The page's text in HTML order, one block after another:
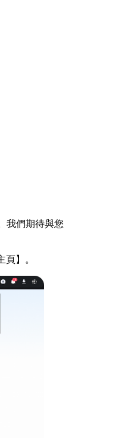
我們期待與您
】。